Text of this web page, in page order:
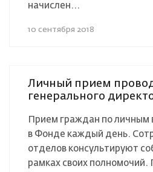
начислен...
10 сентября 2018
Личный прием
генерального
Прием граждан по личным
в Фонде каждый день.
отделов консультируют
рамках своих полномочий.